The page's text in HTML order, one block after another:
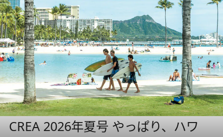
CREA 2026年夏号 やっぱり、ハワ